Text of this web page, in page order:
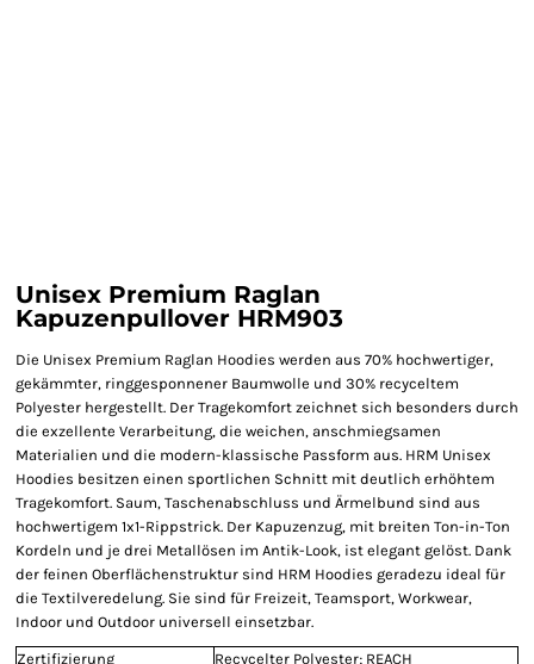
Unisex Premium Raglan
Kapuzenpullover HRM903
Die Unisex Premium Raglan Hoodies werden aus 70% hochwertiger,
gekämmter, ringgesponnener Baumwolle und 30% recyceltem
Polyester hergestellt. Der Tragekomfort zeichnet sich besonders durch
die exzellente Verarbeitung, die weichen, anschmiegsamen
Materialien und die modern-klassische Passform aus. HRM Unisex
Hoodies besitzen einen sportlichen Schnitt mit deutlich erhöhtem
Tragekomfort. Saum, Taschenabschluss und Ärmelbund sind aus
hochwertigem 1x1-Rippstrick. Der Kapuzenzug, mit breiten Ton-in-Ton
Kordeln und je drei Metallösen im Antik-Look, ist elegant gelöst. Dank
der feinen Oberflächenstruktur sind HRM Hoodies geradezu ideal für
die Textilveredelung. Sie sind für Freizeit, Teamsport, Workwear,
Indoor und Outdoor universell einsetzbar.
Zertifizierung
Recycelter Polyester; REACH